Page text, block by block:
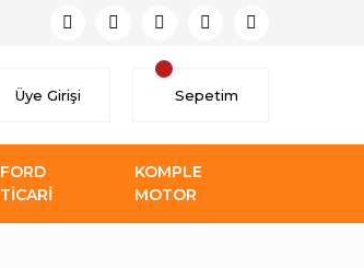
Üye Girişi Sepetim
FORD
TİCARİ
KOMPLE
MOTOR